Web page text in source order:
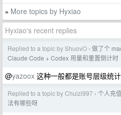
» More topics by Hyxiao
Hyxiao's recent replies
Replied to a topic by ShuovO › 做了个
Claude Code + Codex 用量和重置倒计时
@yazoox 这种一般都是账号层级统
Replied to a topic by Chuizi997 › 个人充
法有哪些呀